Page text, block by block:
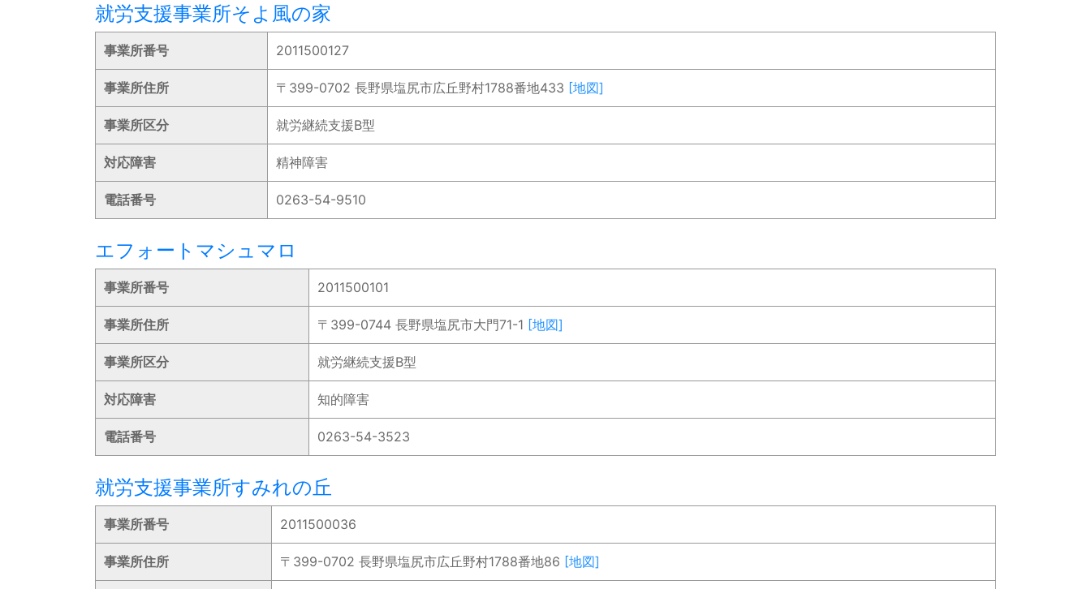
就労支援事業所そよ風の家
事業所番号 2011500127
事業所住所 〒399-0702 長野県塩尻市広丘野村1788番地433 [地図]
事業所区分 就労継続支援B型
対応障害 精神障害
電話番号 0263-54-9510
エフォートマシュマロ
事業所番号 2011500101
事業所住所 〒399-0744 長野県塩尻市大門71-1 [地図]
事業所区分 就労継続支援B型
対応障害 知的障害
電話番号 0263-54-3523
就労支援事業所すみれの丘
事業所番号 2011500036
事業所住所 〒399-0702 長野県塩尻市広丘野村1788番地86 [地図]